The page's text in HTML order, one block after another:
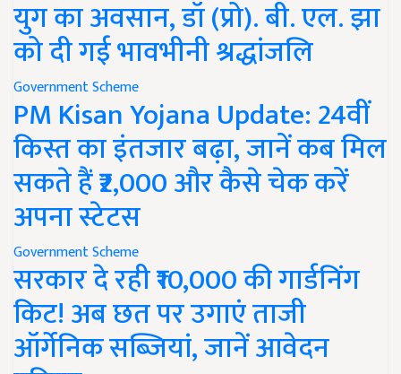
युग का अवसान, डॉ (प्रो). बी. एल. झा
को दी गई भावभीनी श्रद्धांजलि
Government Scheme
PM Kisan Yojana Update: 24वीं
किस्त का इंतजार बढ़ा, जानें कब मिल
सकते हैं ₹2,000 और कैसे चेक करें
अपना स्टेटस
Government Scheme
सरकार दे रही ₹10,000 की गार्डनिंग
किट! अब छत पर उगाएं ताजी
ऑर्गेनिक सब्जियां, जानें आवेदन